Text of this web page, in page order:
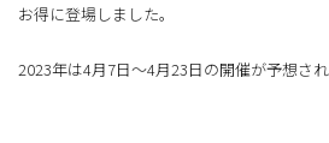
お得に登場しました。
2023年は4月7日～4月23日の開催が予想され